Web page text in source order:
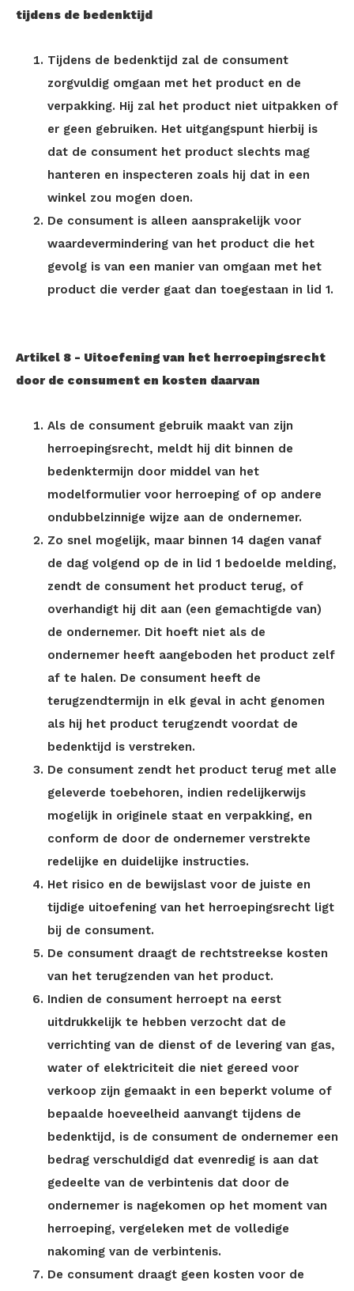
tijdens de bedenktijd
Tijdens de bedenktijd zal de consument
zorgvuldig omgaan met het product en de
verpakking. Hij zal het product niet uitpakken of
er geen gebruiken. Het uitgangspunt hierbij is
dat de consument het product slechts mag
hanteren en inspecteren zoals hij dat in een
winkel zou mogen doen.
De consument is alleen aansprakelijk voor
waardevermindering van het product die het
gevolg is van een manier van omgaan met het
product die verder gaat dan toegestaan in lid 1.
Artikel 8 - Uitoefening van het herroepingsrecht
door de consument en kosten daarvan
Als de consument gebruik maakt van zijn
herroepingsrecht, meldt hij dit binnen de
bedenktermijn door middel van het
modelformulier voor herroeping of op andere
ondubbelzinnige wijze aan de ondernemer.
Zo snel mogelijk, maar binnen 14 dagen vanaf
de dag volgend op de in lid 1 bedoelde melding,
zendt de consument het product terug, of
overhandigt hij dit aan (een gemachtigde van)
de ondernemer. Dit hoeft niet als de
ondernemer heeft aangeboden het product zelf
af te halen. De consument heeft de
terugzendtermijn in elk geval in acht genomen
als hij het product terugzendt voordat de
bedenktijd is verstreken.
De consument zendt het product terug met alle
geleverde toebehoren, indien redelijkerwijs
mogelijk in originele staat en verpakking, en
conform de door de ondernemer verstrekte
redelijke en duidelijke instructies.
Het risico en de bewijslast voor de juiste en
tijdige uitoefening van het herroepingsrecht ligt
bij de consument.
De consument draagt de rechtstreekse kosten
van het terugzenden van het product.
Indien de consument herroept na eerst
uitdrukkelijk te hebben verzocht dat de
verrichting van de dienst of de levering van gas,
water of elektriciteit die niet gereed voor
verkoop zijn gemaakt in een beperkt volume of
bepaalde hoeveelheid aanvangt tijdens de
bedenktijd, is de consument de ondernemer een
bedrag verschuldigd dat evenredig is aan dat
gedeelte van de verbintenis dat door de
ondernemer is nagekomen op het moment van
herroeping, vergeleken met de volledige
nakoming van de verbintenis.
De consument draagt geen kosten voor de